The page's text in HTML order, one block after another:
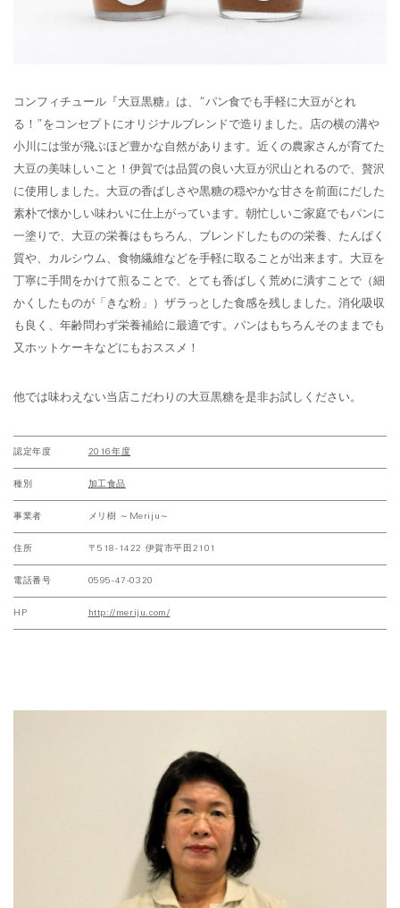
コンフィチュール『大豆黒糖』は、“パン食でも手軽に大豆がとれ
る！”をコンセプトにオリジナルブレンドで造りました。店の横の溝や
小川には蛍が飛ぶほど豊かな自然があります。近くの農家さんが育てた
大豆の美味しいこと！伊賀では品質の良い大豆が沢山とれるので、贅沢
に使用しました。大豆の香ばしさや黒糖の穏やかな甘さを前面にだした
素朴で懐かしい味わいに仕上がっています。朝忙しいご家庭でもパンに
一塗りで、大豆の栄養はもちろん、ブレンドしたものの栄養、たんぱく
質や、カルシウム、食物繊維などを手軽に取ることが出来ます。大豆を
丁寧に手間をかけて煎ることで、とても香ばしく荒めに潰すことで（細
かくしたものが「きな粉」）ザラっとした食感を残しました。消化吸収
も良く、年齢問わず栄養補給に最適です。パンはもちろんそのままでも
又ホットケーキなどにもおススメ！
他では味わえない当店こだわりの大豆黒糖を是非お試しください。
認定年度 2016年度
種別 加工食品
事業者 メリ樹 ～Meriju～
住所 〒518-1422 伊賀市平田2101
電話番号 0595-47-0320
HP http://meriju.com/